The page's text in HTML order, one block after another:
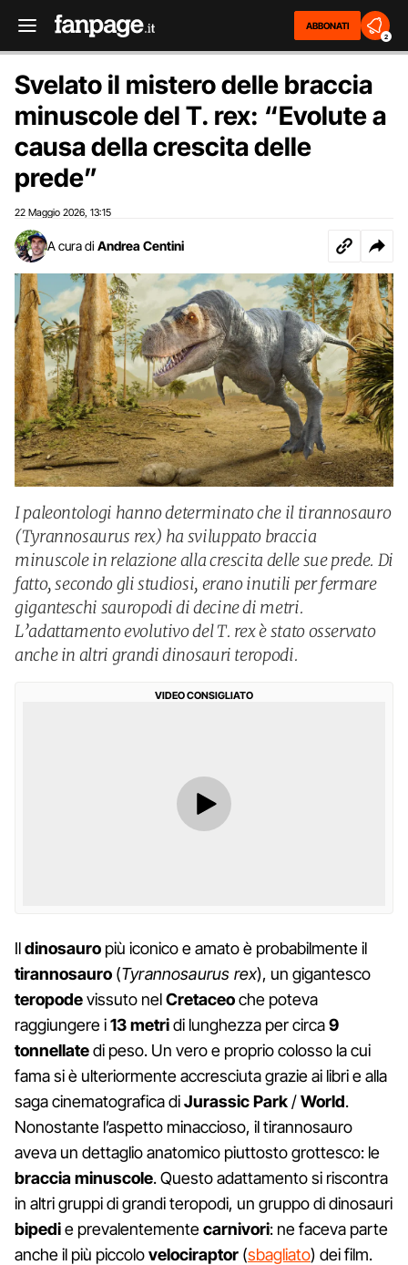
ABBONATI
2
Svelato il mistero delle braccia
minuscole del T. rex: “Evolute a
causa della crescita delle
prede”
22 Maggio 2026 13:15
A cura di Andrea Centini
I paleontologi hanno determinato che il tirannosauro
(Tyrannosaurus rex) ha sviluppato braccia
minuscole in relazione alla crescita delle sue prede. Di
fatto, secondo gli studiosi, erano inutili per fermare
giganteschi sauropodi di decine di metri.
L’adattamento evolutivo del T. rex è stato osservato
anche in altri grandi dinosauri teropodi.
VIDEO CONSIGLIATO
Ildinosauro più iconico e amato è probabilmente il
tirannosauro (Tyrannosaurus rex), un gigantesco
teropodevissuto nelCretaceoche poteva
raggiungere i13 metridi lunghezza per circa9
tonnellatedi peso. Un vero e proprio colosso la cui
fama si è ulteriormente accresciuta grazie ai libri e alla
saga cinematografica diJurassic Park /World.
Nonostante l’aspetto minaccioso, il tirannosauro
aveva un dettaglio anatomico piuttosto grottesco: le
braccia minuscole. Questo adattamento si riscontra
in altri gruppi di grandi teropodi, un gruppo di dinosauri
bipedie prevalentementecarnivori: ne faceva parte
anche il più piccolovelociraptor (sbagliato) dei film.